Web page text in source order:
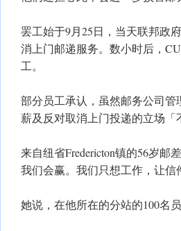
罢工始于9月25日，当天联邦政
消上门邮递服务。数小时后，
工。
部分员工承认，虽然邮务公司
薪及反对取消上门投递的立场「
来自纽省Fredericton镇的56岁
我们会赢。我们只想工作，让信
她说，在他所在的分站的100名